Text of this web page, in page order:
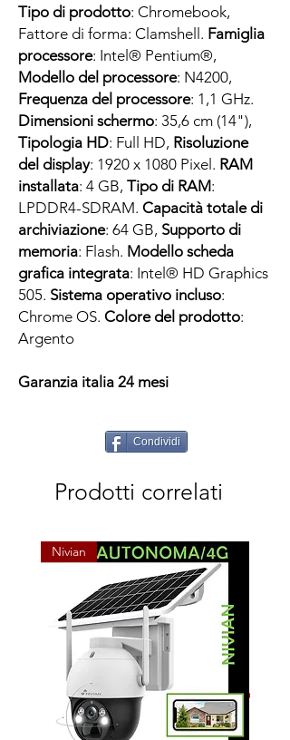
Tipo di prodotto: Chromebook,
Fattore di forma: Clamshell. Famiglia
processore: Intel® Pentium®,
Modello del processore: N4200,
Frequenza del processore: 1,1 GHz.
Dimensioni schermo: 35,6 cm (14"),
Tipologia HD: Full HD, Risoluzione
del display: 1920 x 1080 Pixel. RAM
installata: 4 GB, Tipo di RAM:
LPDDR4-SDRAM. Capacità totale di
archiviazione: 64 GB, Supporto di
memoria: Flash. Modello scheda
grafica integrata: Intel® HD Graphics
505. Sistema operativo incluso:
Chrome OS. Colore del prodotto:
Argento
Garanzia italia 24 mesi
Condividi
Prodotti correlati
Nivian